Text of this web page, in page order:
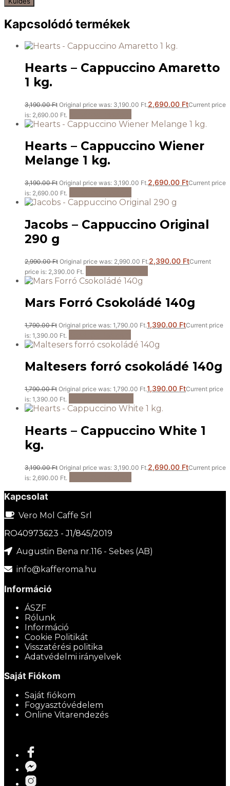
Kapcsolódó termékek
Hearts – Cappuccino Amaretto
1 kg.
3,190.00Ft Original price was: 3,190.00 Ft.2,690.00 FtCurrent price
is: 2,690.00 Ft.
Hearts – Cappuccino Wiener
Melange 1 kg.
3,190.00Ft Original price was: 3,190.00 Ft.2,690.00 FtCurrent price
is: 2,690.00 Ft.
Jacobs – Cappuccino Original
290 g
2,990.00Ft Original price was: 2,990.00 Ft.2,390.00 FtCurrent
price is: 2,390.00 Ft.
Mars Forró Csokoládé 140g
1,790.00Ft Original price was: 1,790.00 Ft.1,390.00 FtCurrent price
is: 1,390.00 Ft.
Maltesers forró csokoládé 140g
1,790.00Ft Original price was: 1,790.00 Ft.1,390.00 FtCurrent price
is: 1,390.00 Ft.
Hearts – Cappuccino White 1
kg.
3,190.00Ft Original price was: 3,190.00 Ft.2,690.00 FtCurrent price
is: 2,690.00 Ft.
Kapcsolat
Vero Mol Caffe Srl
RO40973623 - J1/845/2019
Augustin Bena nr.116 - Sebes (AB)
info@kafferoma.hu
Információ
ÁSZF
Rólunk
Információ
Cookie Politikát
Visszatérési politika
Adatvédelmi irányelvek
Saját Fiókom
Saját fiókom
Fogyasztóvédelem
Online Vitarendezés